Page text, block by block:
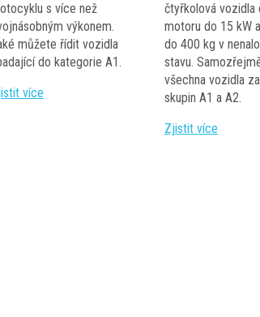
s více než
výkonem.
můžete řídit vozidla
do kategorie A1.
více
čtyřkolová vozidla
motoru do 15 kW
do 400 kg v
stavu.
všechna vozidla
skupin A1 a A2.
Zjistit více